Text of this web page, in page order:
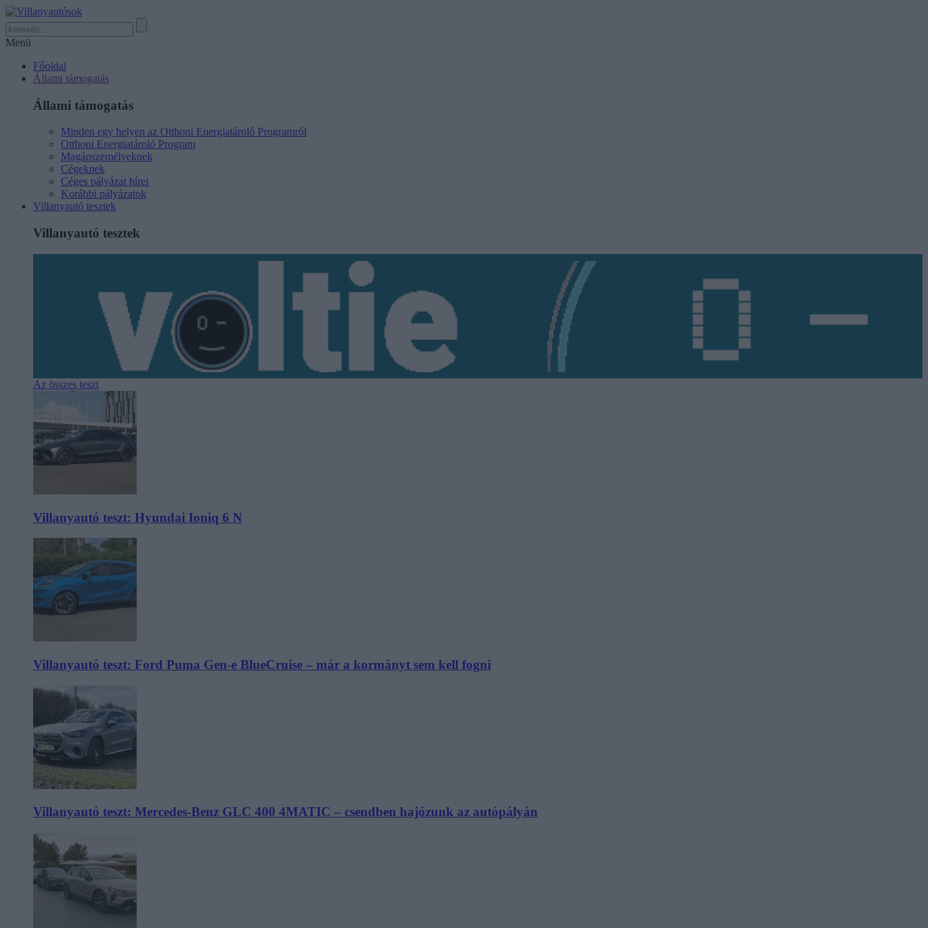
Menü
Főoldal
Állami támogatás
Állami támogatás
Minden egy helyen az Otthoni Energiatároló Programról
Otthoni Energiatároló Program
Magánszemélyeknek
Cégeknek
Céges pályázat hírei
Korábbi pályázatok
Villanyautó tesztek
Villanyautó tesztek
Az összes teszt
Villanyautó teszt: Hyundai Ioniq 6 N
Villanyautó teszt: Ford Puma Gen-e BlueCruise – már a kormányt sem kell fogni
Villanyautó teszt: Mercedes-Benz GLC 400 4MATIC – csendben hajózunk az autópályán